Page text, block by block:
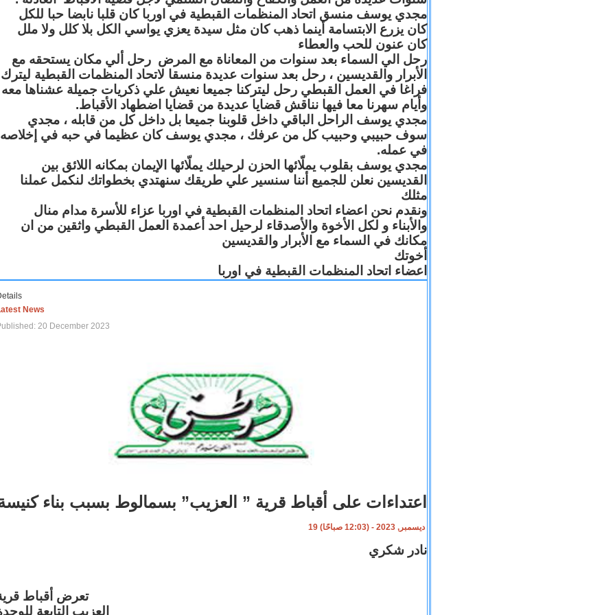
مجدي يوسف منسق اتحاد المنظمات القبطية في اوربا كان قلبا نابضا حبا للكل
كان يزرع الابتسامة أينما ذهب كان مثل سيدة يعزي يواسي الكل بلا كلل ولا ملل
كان عنون للحب والعطاء
رحل الي السماء بعد سنوات من المعاناة مع المرض رحل ألي مكان يستحقه مع
الأبرار والقديسين ، رحل بعد سنوات عديدة منسقا لاتحاد المنظمات القبطية ليترك
فراغا في العمل القبطي رحل ليتركنا جميعا نعيش علي ذكريات جميلة عشناها معه
وأيام سهرنا معا فيها نناقش قضايا عديدة من قضايا اضطهاد الأقباط.
مجدي يوسف الراحل الباقي داخل قلوبنا جميعا بل داخل كل من قابله ، مجدي
سوف حبيبي وحبيب كل من عرفك ، مجدي يوسف كان عظيما في حبه في إخلاصه
في عمله.
مجدي يوسف بقلوب يملّائها الحزن لرحيلك يملّائها الإيمان بمكانه اللائق بين
القديسين نعلن للجميع أننا سنسير علي طريقك سنهتدي بخطواتك لنكمل عملنا
مثلك
ونقدم نحن اعضاء اتحاد المنظمات القبطية في اوربا عزاء للأسرة مدام منال
والأبناء و لكل الأخوة والأصدقاء لرحيل احد أعمدة العمل القبطي واثقين من ان
مكانك في السماء مع الأبرار والقديسين
أخوتك
اعضاء اتحاد المنظمات القبطية في اوربا
News
20 December 2023
اعتداءات على أقباط قرية ” العزيب” بسمالوط بسبب بناء
19 ديسمبر, 2023 - (12:03 صباحًا)
نادر شكري
تعرض أقباط
العزيب التابعة